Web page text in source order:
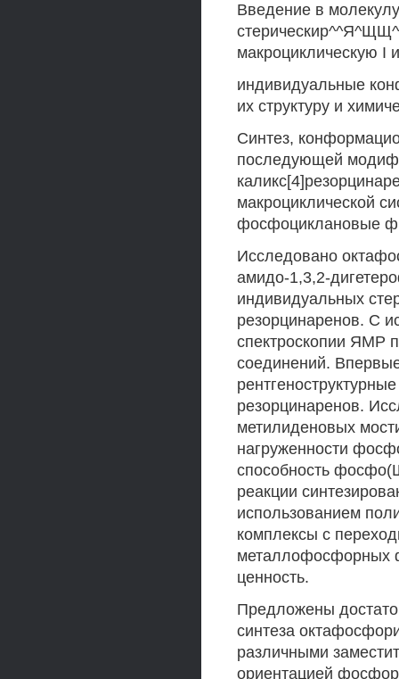
Введение в
макроциклическую I
индивидуальные
их структуру и
Синтез,
последующей
макроциклической
фосфоциклановые
Исследовано
амидо-1,3,2-
индивидуальных
резорцинаренов. С
спектроскопии ЯМР
соединений.
резорцинаренов.
метилиденовых
нагруженности
способность
реакции
использованием
комплексы с
металлофосфорных
ценность.
Предложены
синтеза
различными
ориентацией